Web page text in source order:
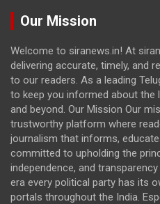
Our Mission
Welcome to siranews.in! At
delivering accurate, timely, and
to our readers. As a leading
to keep you informed about the
and beyond. Our Mission Our
trustworthy platform where
journalism that informs,
committed to upholding the
independence, and
era every political party has its
portals throughout the India.